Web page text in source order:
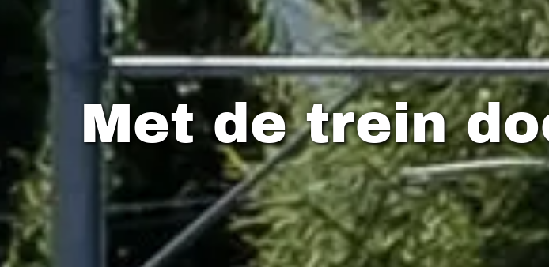
Met de trein